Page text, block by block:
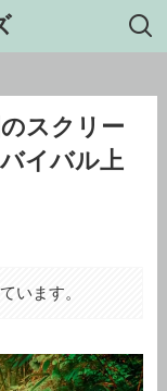
スクリー
イバル上
います。